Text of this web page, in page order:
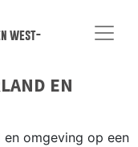
west-
EN
omgeving op een